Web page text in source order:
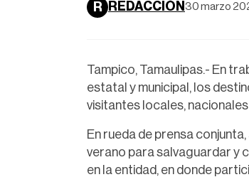
R REDACCIÓN 30 marzo
Tampico, Tamaulipas.- En
estatal y municipal, los
visitantes locales,
En rueda de prensa
verano para salvaguardar y
en la entidad, en donde